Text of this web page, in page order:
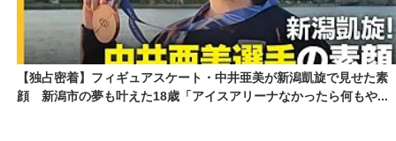
【独占密着】フィギュアスケート・中井亜美が新潟凱旋で見せた素
顔 新潟市の夢も叶えた18歳「アイスアリーナなかったら何もや...